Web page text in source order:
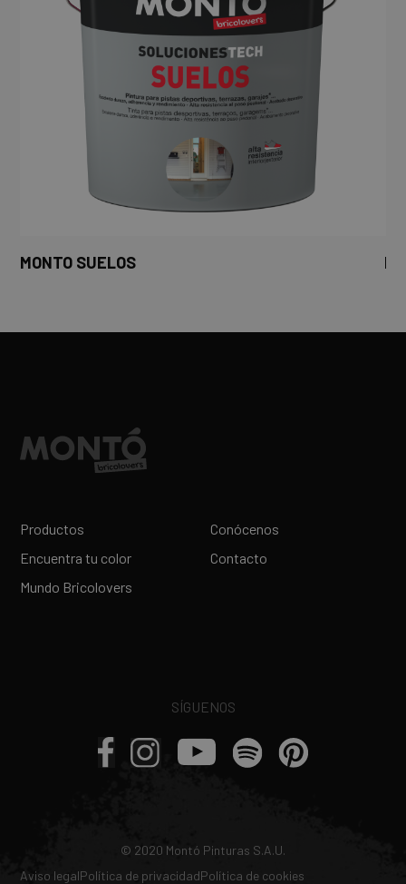
MONTO SUELOS
Productos
Encuentra tu color
Mundo Bricolovers
Conócenos
Contacto
SÍGUENOS
© 2020 Montó Pinturas S.A.U.
Aviso legalPolítica de privacidadPolítica de cookies